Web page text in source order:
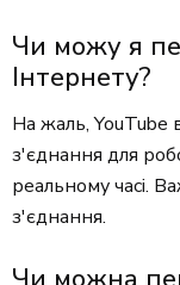
Чи можу я
Інтернету?
На жаль, YouTube
з'єднання для
реальному часі.
з'єднання.